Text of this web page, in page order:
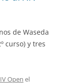
de Waseda
curso) y tres
Open el